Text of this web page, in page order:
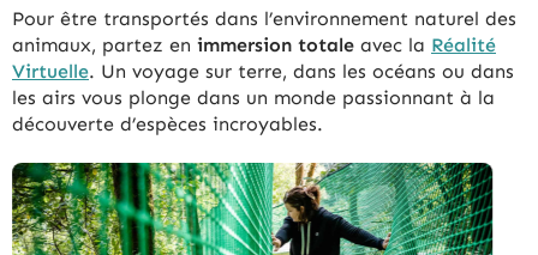
Pour être transportés dans l’environnement naturel des
animaux, partez en immersion totale avec la Réalité
Virtuelle. Un voyage sur terre, dans les océans ou dans
les airs vous plonge dans un monde passionnant à la
découverte d’espèces incroyables.